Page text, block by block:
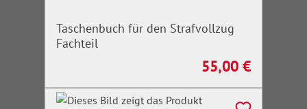
Taschenbuch für den Strafvollzug
Fachteil
Regulärer Preis:
55,00 €